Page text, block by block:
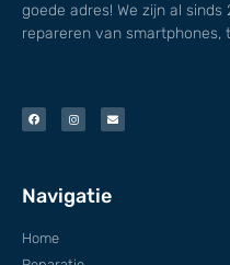
goede adres! We zijn al
repareren van smartphones,
Navigatie
Home